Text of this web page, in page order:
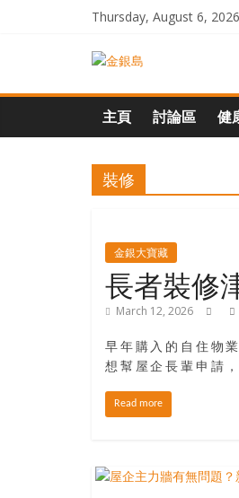
Thursday, August 6, 2026
一
起
追
生
命
的
寶
藏
主頁 討論區 健
裝修
金銀大寶藏
長者裝修
March 12, 2026
早年購入的自住物
想幫屋企長輩申請
Read more